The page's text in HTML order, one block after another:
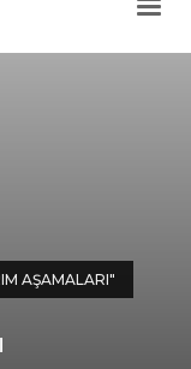
AŞAMALARI"